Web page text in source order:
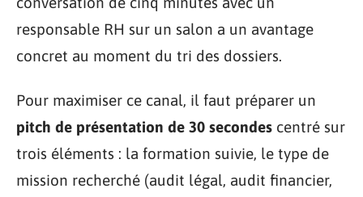
responsable RH sur un salon a un avantage
concret au moment du tri des dossiers.
Pour maximiser ce canal, il faut préparer un
pitch de présentation de 30 secondes centré sur
trois éléments : la formation suivie, le type de
mission recherché (audit légal, audit financier,